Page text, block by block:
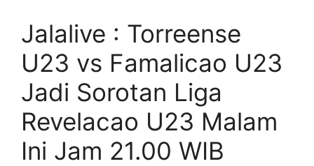
Jalalive : Torreense
U23 vs Famalicao U23
Jadi Sorotan Liga
Revelacao U23 Malam
Ini Jam 21.00 WIB